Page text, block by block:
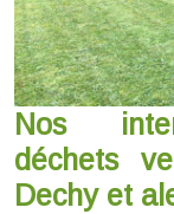
Nos
déchets
Dechy et